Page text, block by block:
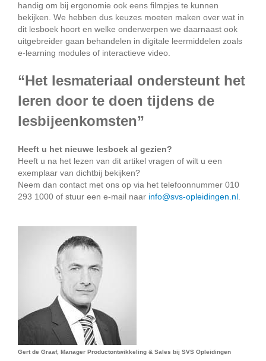
handig om bij ergonomie ook eens filmpjes te kunnen
bekijken. We hebben dus keuzes moeten maken over wat in
dit lesboek hoort en welke onderwerpen we daarnaast ook
uitgebreider gaan behandelen in digitale leermiddelen zoals
e-learning modules of interactieve video.
“Het lesmateriaal ondersteunt het
leren door te doen tijdens de
lesbijeenkomsten”
Heeft u het nieuwe lesboek al gezien?
Heeft u na het lezen van dit artikel vragen of wilt u een
exemplaar van dichtbij bekijken?
Neem dan contact met ons op via het telefoonnummer 010
293 1000 of stuur een e-mail naar info@svs-opleidingen.nl
Gert de Graaf, Manager Productontwikkeling & Sales bij SVS Opleidingen